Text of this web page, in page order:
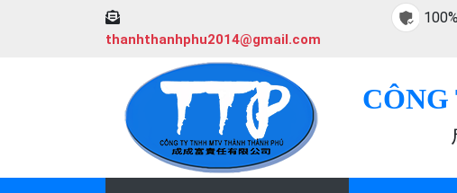
thanhthanhphu2014@gmail.com